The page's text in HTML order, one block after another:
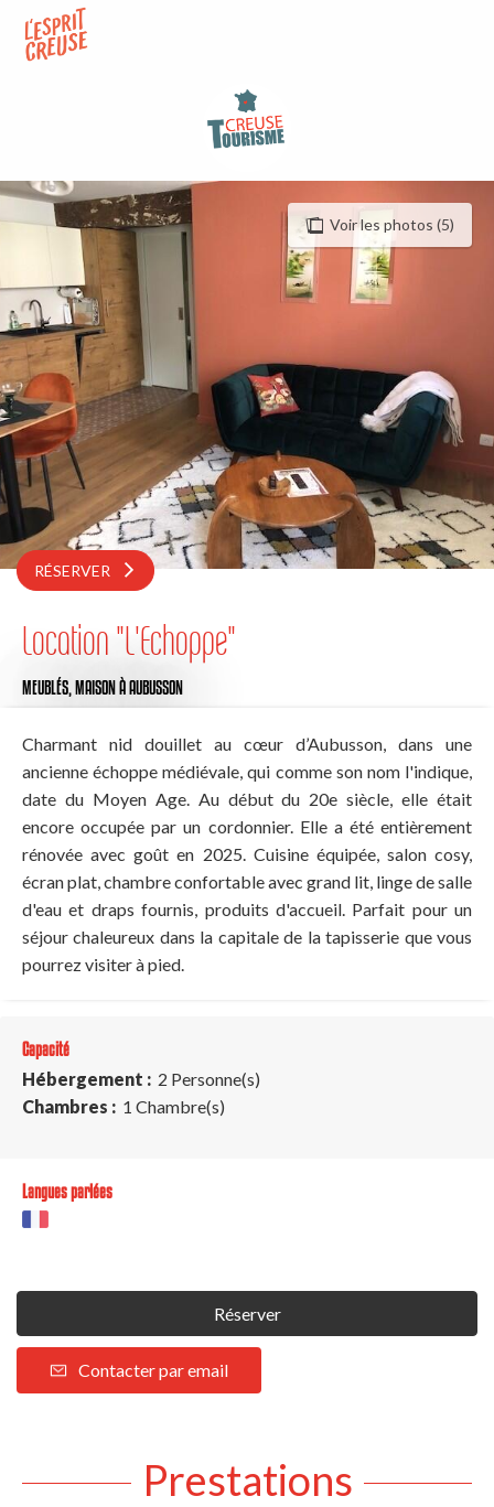
contenu
Voir les photos (5)
RÉSERVER
Location "L'Echoppe"
MEUBLÉS, MAISONÀ AUBUSSON
Charmant nid douillet au cœur d’Aubusson, dans une
ancienne échoppe médiévale, qui comme son nom l'indique,
date du Moyen Age. Au début du 20e siècle, elle était
encore occupée par un cordonnier. Elle a été entièrement
rénovée avec goût en 2025. Cuisine équipée, salon cosy,
écran plat, chambre confortable avec grand lit, linge de salle
d'eau et draps fournis, produits d'accueil. Parfait pour un
séjour chaleureux dans la capitale de la tapisserie que vous
pourrez visiter à pied.
Capacité
Hébergement : 2 Personne(s)
Chambres : 1 Chambre(s)
Langues parlées
Réserver
Contacter par email
Prestations